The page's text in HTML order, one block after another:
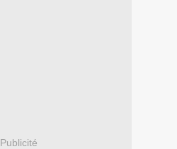
Publicité